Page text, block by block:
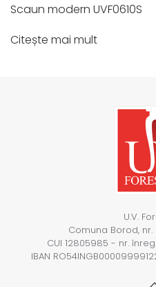
Scaun modern UVF0610S
Citește mai mult
U.V.
Comuna Borod, nr.
CUI 12805985 - nr.
IBAN